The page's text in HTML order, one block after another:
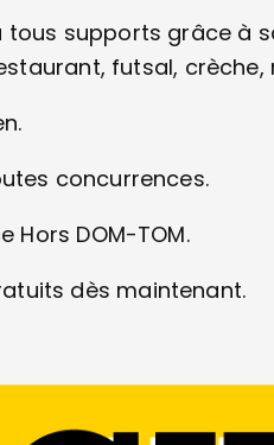
tous supports grâce à
futsal,
concurrences.
Hors DOM-TOM.
dès maintenant.